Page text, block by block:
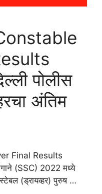
पोलीस
अंतिम
Final Results
(SSC) 2022 मध्ये
(ड्रायव्हर) पुरुष …